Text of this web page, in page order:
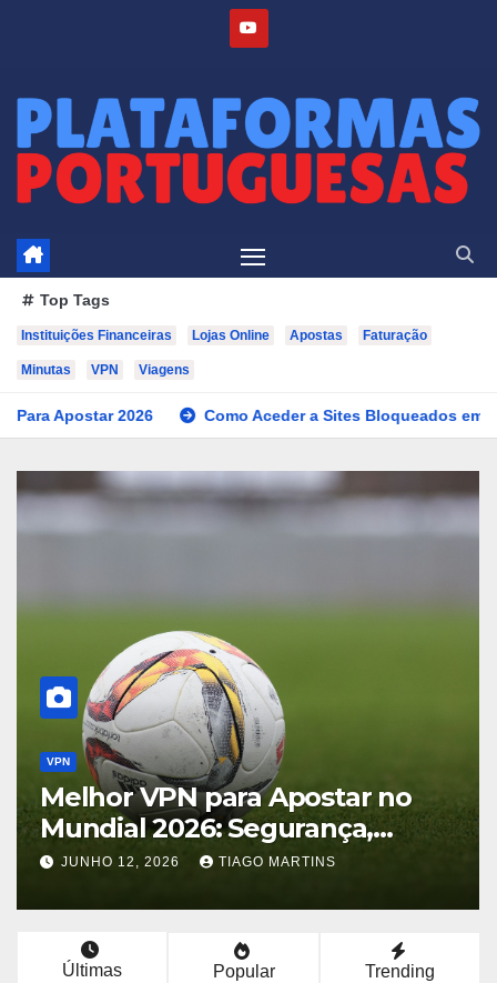
Top Tags
Instituições Financeiras Lojas Online Apostas Faturação
Minutas VPN Viagens
Como Aceder a Sites Bloqueados em Portugal? 2026
VPN
Melhor VPN para Apostar no
Mundial 2026: Segurança,
Acesso e Privacidade
JUNHO 12, 2026 TIAGO MARTINS
Últimas Popular Trending